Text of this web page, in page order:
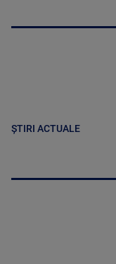
ȘTIRI ACTUALE